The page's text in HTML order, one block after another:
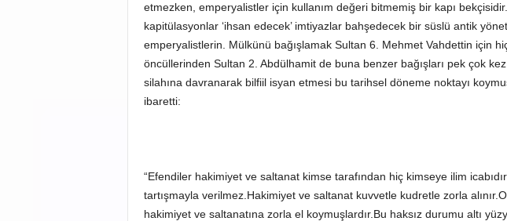
etmezken, emperyalistler için kullanım değeri bitmemiş bir kapı
kapitülasyonlar ‘ihsan edecek’ imtiyazlar bahşedecek bir süslü antik
emperyalistlerin. Mülkünü bağışlamak Sultan 6. Mehmet Vahdettin için
öncüllerinden Sultan 2. Abdülhamit de buna benzer bağışları pek çok kez
silahına davranarak bilfiil isyan etmesi bu tarihsel döneme noktayı
ibaretti:
“Efendiler hakimiyet ve saltanat kimse tarafından hiç kimseye ilim
tartışmayla verilmez.Hakimiyet ve saltanat kuvvetle kudretle zorla
hakimiyet ve saltanatına zorla el koymuşlardır.Bu haksız durumu altı